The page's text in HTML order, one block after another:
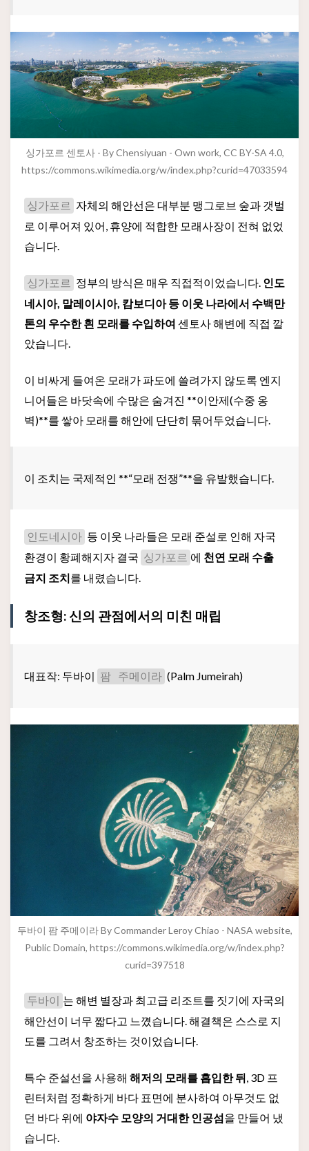
싱가포르 센토사 - By Chensiyuan - Own work, CC BY-SA 4.0,
https://commons.wikimedia.org/w/index.php?curid=47033594
싱가포르 자체의 해안선은 대부분 맹그로브 숲과 갯벌
로 이루어져 있어, 휴양에 적합한 모래사장이 전혀 없었
습니다.
싱가포르 정부의 방식은 매우 직접적이었습니다. 인도
네시아, 말레이시아, 캄보디아 등 이웃 나라에서 수백만
톤의 우수한 흰 모래를 수입하여 센토사 해변에 직접 깔
았습니다.
이 비싸게 들여온 모래가 파도에 쓸려가지 않도록 엔지
니어들은 바닷속에 수많은 숨겨진 **이안제(수중 옹
벽)**를 쌓아 모래를 해안에 단단히 묶어두었습니다.
이 조치는 국제적인 **“모래 전쟁”**을 유발했습니다.
인도네시아 등 이웃 나라들은 모래 준설로 인해 자국
환경이 황폐해지자 결국 싱가포르 에 천연 모래 수출
금지 조치를 내렸습니다.
창조형: 신의 관점에서의 미친 매립
대표작: 두바이 팜 주메이라 (Palm Jumeirah)
두바이 팜 주메이라 By Commander Leroy Chiao - NASA website,
Public Domain, https://commons.wikimedia.org/w/index.php?
curid=397518
두바이 는 해변 별장과 최고급 리조트를 짓기에 자국의
해안선이 너무 짧다고 느꼈습니다. 해결책은 스스로 지
도를 그려서 창조하는 것이었습니다.
특수 준설선을 사용해 해저의 모래를 흡입한 뒤 , 3D 프
린터처럼 정확하게 바다 표면에 분사하여 아무것도 없
던 바다 위에 야자수 모양의 거대한 인공섬을 만들어 냈
습니다.